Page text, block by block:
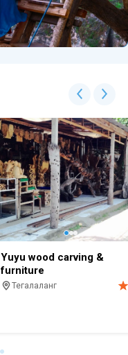
Yuyu wood carving &
furniture
Тегалаланг